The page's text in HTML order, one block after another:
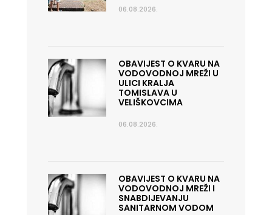
06.08.2026.
OBAVIJEST O KVARU NA
VODOVODNOJ MREŽI U
ULICI KRALJA
TOMISLAVA U
VELIŠKOVCIMA
06.08.2026.
OBAVIJEST O KVARU NA
VODOVODNOJ MREŽI I
SNABDIJEVANJU
SANITARNOM VODOM